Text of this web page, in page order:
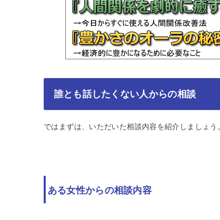
誰とも話したくない人からの相談
ではまずは、いただいた相談内容を紹介しましょう
ある女性からの相談内容